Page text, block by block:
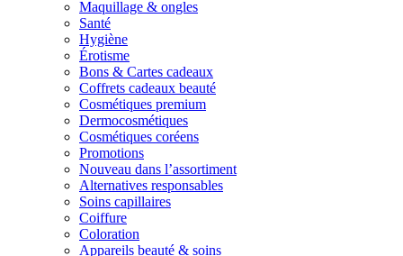
Maquillage & ongles
Santé
Hygiène
Érotisme
Bons & Cartes cadeaux
Coffrets cadeaux beauté
Cosmétiques premium
Dermocosmétiques
Cosmétiques coréens
Promotions
Nouveau dans l’assortiment
Alternatives responsables
Soins capillaires
Coiffure
Coloration
Appareils beauté & soins